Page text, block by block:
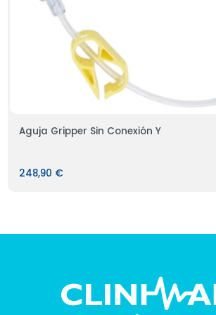
Aguja Gripper Sin Conexión Y
248,90 €